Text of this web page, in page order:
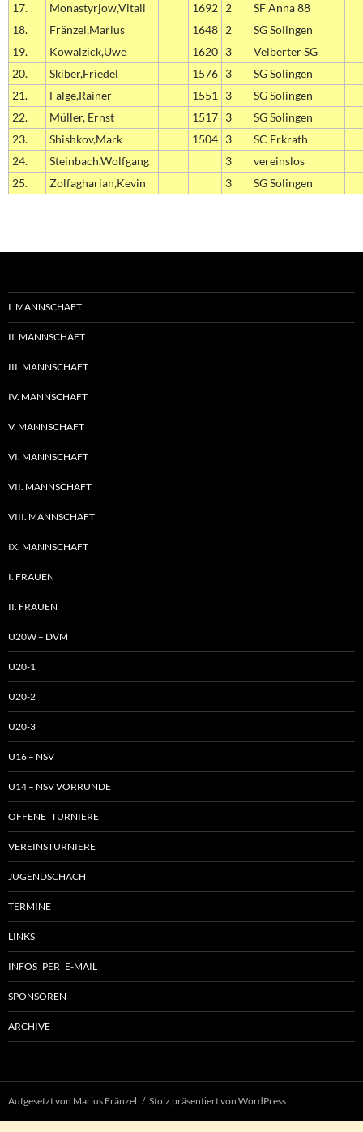
17.
Monastyrjow,Vitali 1692 2
SF Anna 88
18.
Fränzel,Marius 1648 2
SG Solingen
19.
Kowalzick,Uwe 1620 3
Velberter SG
20.
Skiber,Friedel 1576 3
SG Solingen
21.
Falge,Rainer 1551 3
SG Solingen
22.
Müller, Ernst 1517 3
SG Solingen
23.
Shishkov,Mark 1504 3
SC Erkrath
24.
Steinbach,Wolfgang 3
vereinslos
25.
Zolfagharian,Kevin 3 SG Solingen
I. MANNSCHAFT
II. MANNSCHAFT
III. MANNSCHAFT
IV. MANNSCHAFT
V. MANNSCHAFT
VI. MANNSCHAFT
VII. MANNSCHAFT
VIII. MANNSCHAFT
IX. MANNSCHAFT
I. FRAUEN
II. FRAUEN
U20W – DVM
U20-1
U20-2
U20-3
U16 – NSV
U14 – NSV VORRUNDE
OFFENE TURNIERE
VEREINSTURNIERE
JUGENDSCHACH
TERMINE
LINKS
INFOS PER E-MAIL
SPONSOREN
ARCHIVE
Aufgesetzt von Marius Fränzel Stolz präsentiert von WordPress